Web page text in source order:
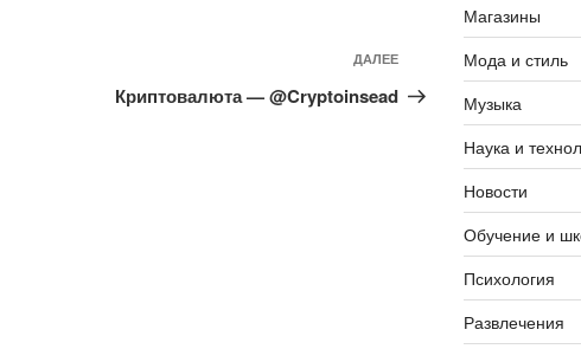
Следующая
запись
ДАЛЕЕ
Криптовалюта — @Cryptoinsead
Магазины
Мода и стиль
Музыка
Наука и
Новости
Обучение и
Психология
Развлечения